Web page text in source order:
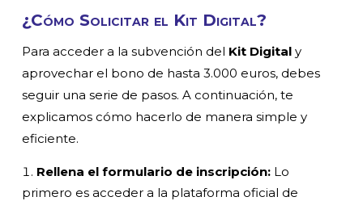
¿Cómo Solicitar el Kit Digital?
Para acceder a la subvención del Kit Digital y
aprovechar el bono de hasta 3.000 euros, debes
seguir una serie de pasos. A continuación, te
explicamos cómo hacerlo de manera simple y
eficiente.
Rellena el formulario de inscripción: Lo
primero es acceder a la plataforma oficial de